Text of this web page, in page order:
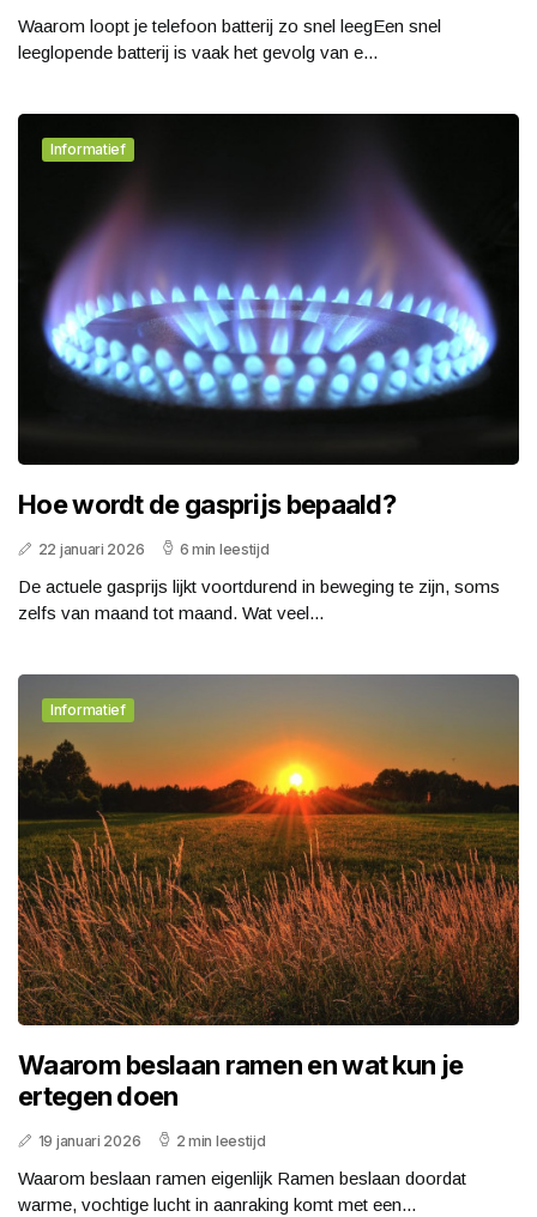
Waarom loopt je telefoon batterij zo snel leegEen snel
leeglopende batterij is vaak het gevolg van e...
Informatief
Hoe wordt de gasprijs bepaald?
22 januari 2026 6 min leestijd
De actuele gasprijs lijkt voortdurend in beweging te zijn, soms
zelfs van maand tot maand. Wat veel...
Informatief
Waarom beslaan ramen en wat kun je
ertegen doen
19 januari 2026 2 min leestijd
Waarom beslaan ramen eigenlijk Ramen beslaan doordat
warme, vochtige lucht in aanraking komt met een...